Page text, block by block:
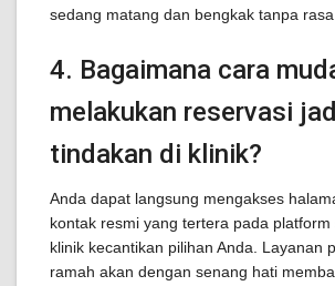
sedang matang dan bengkak tanpa rasa
4. Bagaimana cara
melakukan reservasi
tindakan di klinik?
Anda dapat langsung mengakses
kontak resmi yang tertera pada platform
klinik kecantikan pilihan Anda. Layanan
ramah akan dengan senang hati